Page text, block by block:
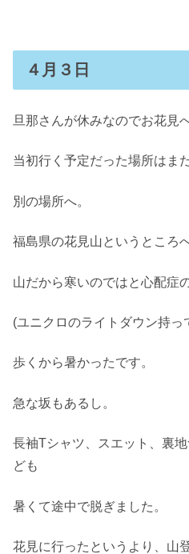
４月３日
旦那さんが休みなのでお花見へ
当初行く予定だった場所はま
別の場所へ。
福島県の花見山というところ
山だから寒いのではと心配症
(ユニクロのライトダウン持っ
歩くから暑かったです。
急な坂もあるし。
長袖Tシャツ、スエット、裏
ども
暑くて途中で脱ぎました。
花見に行ったというより、山